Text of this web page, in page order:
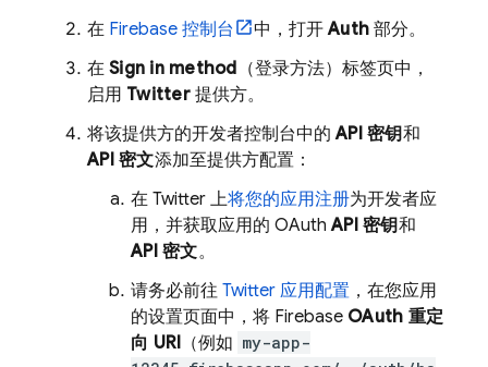
在 Firebase 控制台 中，打开Auth 部分。
在 Sign in method （登录方法）标签页中，
启用 Twitter提供方。
将该提供方的开发者控制台中的API 密钥和
API 密文添加至提供方配置：
在 Twitter 上将您的应用注册为开发者应
用，并获取应用的 OAuthAPI 密钥和
API 密文。
请务必前往 Twitter 应用配置 ，在您应用
的设置页面中，将 Firebase OAuth 重定
向 URI （例如 my-app-